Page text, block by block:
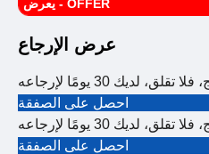
يعرض - OFFER
عرض الإرجاع
احصل على الصفقة
احصل على الصفقة